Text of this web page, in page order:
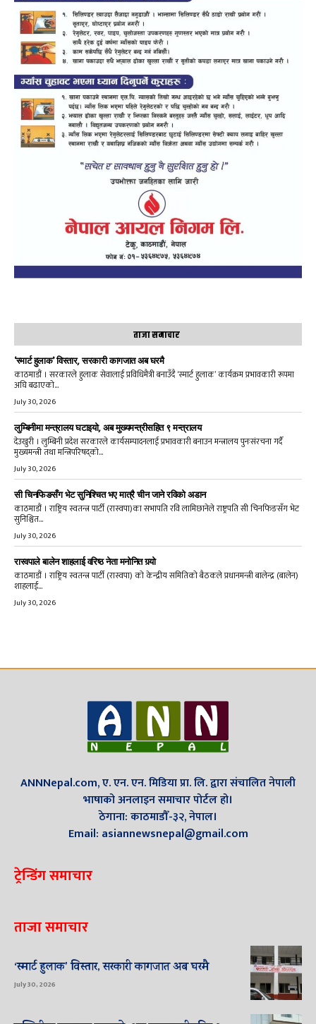
ताजा समाचार
‘स्मार्ट हुलाक’ विस्तार, सरकारी कागजात अब घरमै
काठमाडौं । सरकारले हुलाक सेवालाई प्रविधिमैत्री बनाउँदै ‘स्मार्ट हुलाक’ कार्यक्रम प्रभावकारी रूपमा
अघि बढाएको...
July 30, 2026
लुम्बिनीमा मन्त्रालय घटाइयो, अब मुख्यमन्त्रीसहित ९ मन्त्रालय
देउखुरी । लुम्बिनी प्रदेश सरकारले कार्यसम्पादनलाई प्रभावकारी बनाउन मन्त्रालय पुनःसंरचना गर्दै
मुख्यमन्त्री तथा मन्त्रिपरिषद्को...
July 30, 2026
सी चिनफिङसँग भेट सुनिश्चित भए मात्रै चीन जाने रविको अडान
काठमाडौं । राष्ट्रिय स्वतन्त्र पार्टी (रास्वपा)का सभापति रवि लामिछानेले राष्ट्रपति सी चिनफिङसँग भेट
सुनिश्चित...
July 30, 2026
रास्वपाले बालेन शाहलाई वरिष्ठ नेता मनोनित गर्‍यो
काठमाडौं । राष्ट्रिय स्वतन्त्र पार्टी (रास्वपा) को केन्द्रीय समितिको बैठकले प्रधानमन्त्री बालेन्द्र (बालेन)
शाहलाई...
July 30, 2026
ANNNepal.com, ए. एन. एन. मिडिया प्रा. लि. द्वारा संचालित नेपाली
भाषाको अनलाइन समाचार पोर्टल हो।
ठेगाना: काठमाडौँ-३२, नेपाल।
Email: asiannewsnepal@gmail.com
ट्रेन्डिंग समाचार
ताजा समाचार
‘स्मार्ट हुलाक’ विस्तार, सरकारी कागजात अब घरमै
July 30, 2026